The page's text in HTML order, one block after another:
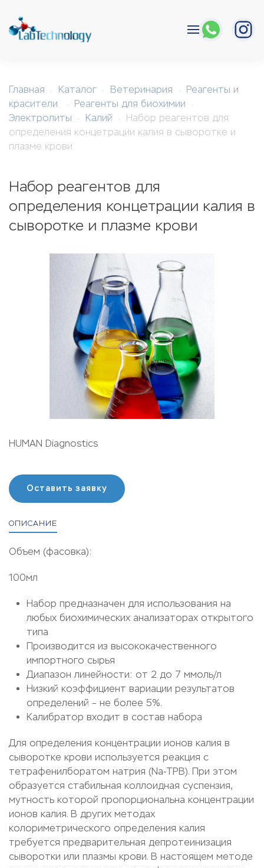
Перейти к содержимому
Главная Каталог Ветеринария
Реагенты и
красители
Реагенты для биохимии
Электролиты
Калий
Набор реагентов для
определения концетрации калия в сыворотке и
плазме крови
Набор реагентов для
определения концетрации калия в
сыворотке и плазме крови
HUMAN Diagnostics
Оставить заявку
ОПИСАНИЕ
Объем (фасовка):
100мл
Набор предназначен для использования на
любых биохимических анализаторах открытого
типа
Производится из высококачественного
импортного сырья
Диапазон линейности: от 2 до 7 ммоль/л
Низкий коэффициент вариации результатов
определений – не более 5%.
Калибратор входит в состав набора
Для определения концентрации ионов калия в
сыворотке крови используется реакция с
тетрафенилборатом натрия (Na-TPB). При этом
образуется стабильная коллоидная суспензия,
мутность которой пропорциональна концентрации
ионов калия. В других методах
колориметрического определения калия
требуется предварительная депротеинизация
сыворотки или плазмы крови. В настоящем методе